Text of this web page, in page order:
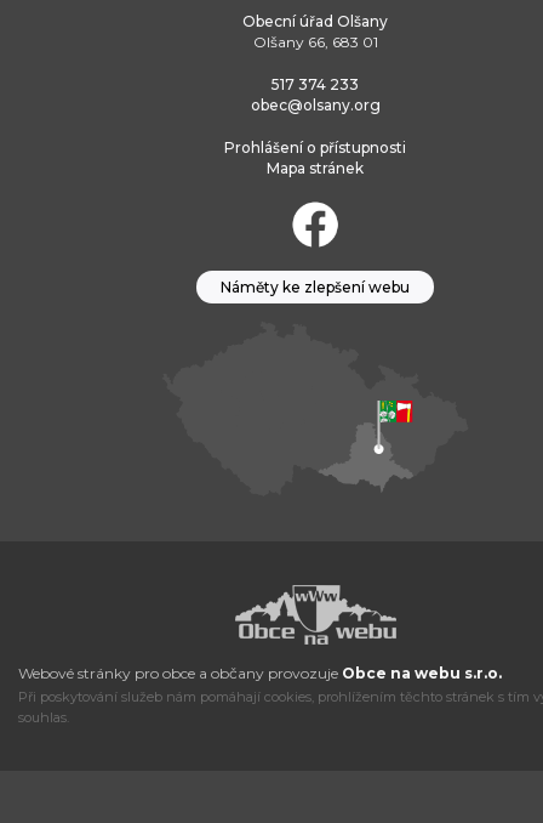
Obecní úřad Olšany
Olšany 66, 683 01
517 374 233
obec@olsany.org
Prohlášení o přístupnosti
Mapa stránek
Náměty ke zlepšení webu
Webové stránky pro obce a občany provozuje Obce na webu s.r.o.
Při poskytování služeb nám pomáhají cookies, prohlížením těchto stránek s tím
souhlas.